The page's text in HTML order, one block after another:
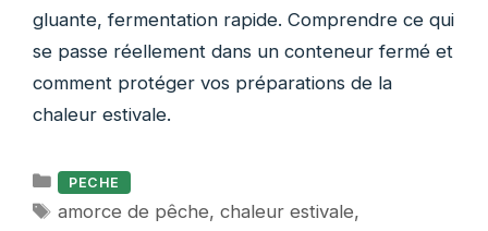
gluante, fermentation rapide. Comprendre ce qui
se passe réellement dans un conteneur fermé et
comment protéger vos préparations de la
chaleur estivale.
Catégories
PECHE
Étiquettes
amorce de pêche,chaleur estivale,